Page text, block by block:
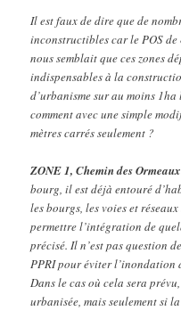
Il est faux de dire que de
inconstructibles car le POS
nous semblait que ces zones
indispensables à la
d’urbanisme sur au moins
comment avec une simple
mètres carrés seulement ?
ZONE 1, Chemin des
bourg, il est déjà entouré
les bourgs, les voies et
permettre l’intégration de
précisé. Il n’est pas question
PPRI pour éviter l’inondation
Dans le cas où cela sera
urbanisée, mais seulement si